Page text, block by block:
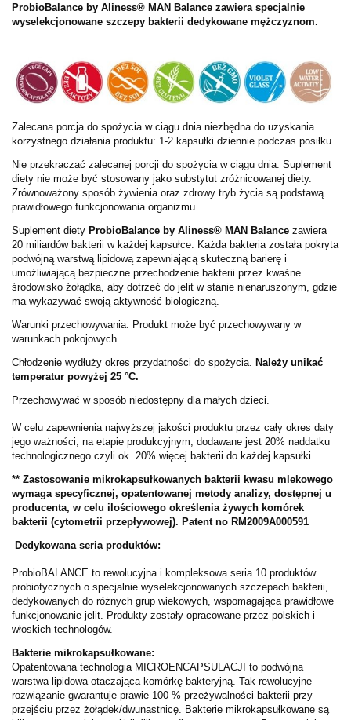
ProbioBalance by Aliness® MAN Balance zawiera specjalnie
wyselekcjonowane szczepy bakterii dedykowane mężczyznom.
Zalecana porcja do spożycia w ciągu dnia niezbędna do uzyskania
korzystnego działania produktu: 1-2 kapsułki dziennie podczas posiłku.
Nie przekraczać zalecanej porcji do spożycia w ciągu dnia. Suplement
diety nie może być stosowany jako substytut zróżnicowanej diety.
Zrównoważony sposób żywienia oraz zdrowy tryb życia są podstawą
prawidłowego funkcjonowania organizmu.
Suplement diety ProbioBalance by Aliness® MAN Balance zawiera
20 miliardów bakterii w każdej kapsułce. Każda bakteria została pokryta
podwójną warstwą lipidową zapewniającą skuteczną barierę i
umożliwiającą bezpieczne przechodzenie bakterii przez kwaśne
środowisko żołądka, aby dotrzeć do jelit w stanie nienaruszonym, gdzie
ma wykazywać swoją aktywność biologiczną.
Warunki przechowywania: Produkt może być przechowywany w
warunkach pokojowych.
Chłodzenie wydłuży okres przydatności do spożycia. Należy unikać
temperatur powyżej 25 °C.
Przechowywać w sposób niedostępny dla małych dzieci.
W celu zapewnienia najwyższej jakości produktu przez cały okres daty
jego ważności, na etapie produkcyjnym, dodawane jest 20% naddatku
technologicznego czyli ok. 20% więcej bakterii do każdej kapsułki.
** Zastosowanie mikrokapsułkowanych bakterii kwasu mlekowego
wymaga specyficznej, opatentowanej metody analizy, dostępnej u
producenta, w celu ilościowego określenia żywych komórek
bakterii (cytometrii przepływowej). Patent no RM2009A000591
Dedykowana seria produktów:
ProbioBALANCE to rewolucyjna i kompleksowa seria 10 produktów
probiotycznych o specjalnie wyselekcjonowanych szczepach bakterii,
dedykowanych do różnych grup wiekowych, wspomagająca prawidłowe
funkcjonowanie jelit. Produkty zostały opracowane przez polskich i
włoskich technologów.
Bakterie mikrokapsułkowane:
Opatentowana technologia MICROENCAPSULACJI to podwójna
warstwa lipidowa otaczająca komórkę bakteryjną. Tak rewolucyjne
rozwiązanie gwarantuje prawie 100 % przeżywalności bakterii przy
przejściu przez żołądek/dwunastnicę. Bakterie mikrokapsułkowane są